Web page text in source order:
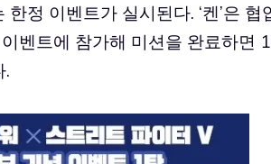
정 이벤트가 실시된다. ‘켄’은 협
벤트에 참가해 미션을 완료하면
.